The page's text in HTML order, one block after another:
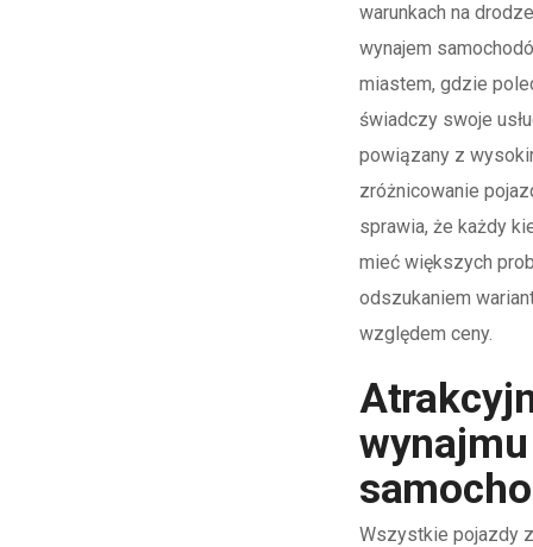
warunkach na
wynajem
miastem, gdzie
świadczy swoje
powiązany z
zróżnicowanie
sprawia, że każdy
mieć większych
odszukaniem
względem ceny.
wynajmu
Wszystkie pojazdy